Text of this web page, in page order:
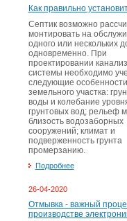
Как правильно
Септик возможно
монтировать на
одного или нескольких
одновременно. При
проектировании
системы необходимо
следующие особенности
земельного участка:
воды и колебание
грунтовых вод; рельеф
близость водозаборных
сооружений; климат и
подверженность грунта
промерзанию.
Подробнее
26-04-2020
Отмывка - важный
производстве